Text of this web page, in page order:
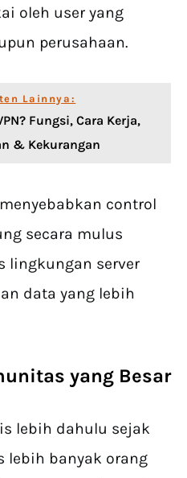
oleh user yang
perusahaan.
Lainnya:
Fungsi, Cara Kerja,
& Kekurangan
control
secara mulus
lingkungan server
data yang lebih
yang Besar
lebih dahulu sejak
lebih banyak orang